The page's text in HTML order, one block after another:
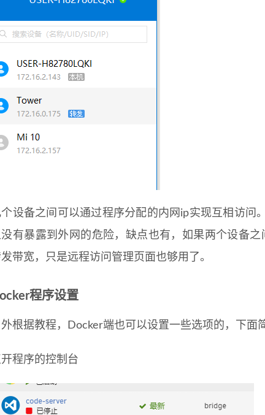
设备之间可以通过程序分配的内网ip实现互相访问
有暴露到外网的危险，缺点也有，如果两个设备
带宽，只是远程访问管理页面也够用了。
程序设置
根据教程，Docker端也可以设置一些选项的，下面
程序的控制台